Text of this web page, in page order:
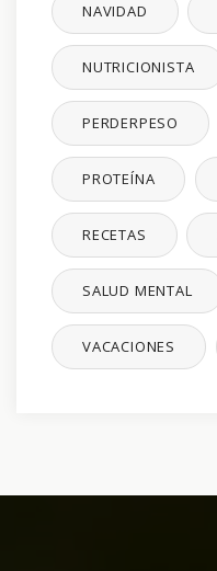
NAVIDAD
NUTRICIONISTA
PERDERPESO
PROTEÍNA
RECETAS
SALUD MENTAL
VACACIONES